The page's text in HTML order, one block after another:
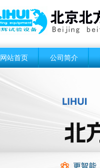
网站首页 公司简介